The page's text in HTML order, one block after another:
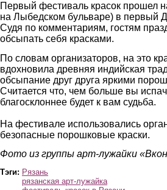
Первый фестиваль красок прошел
на Лыбедском бульваре) в первый
Судя по комментариям, гостям
обсыпать себя красками.
По словам организаторов, на это
вдохновила древняя индийская
обсыпание друг друга яркими
Считается что, чем больше вы
благосклоннее будет к вам судьба.
На фестивале использовались
безопасные порошковые краски.
Фото из группы арт-лужайки
Тэги: Рязань
рязанская арт-лужайка